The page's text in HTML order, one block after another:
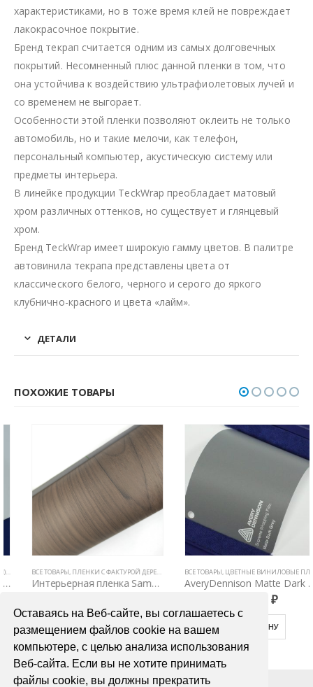
Оставаясь на Веб-сайте, вы соглашаетесь с
размещением файлов cookie на вашем
компьютере, с целью анализа использования
Веб-сайта. Если вы не хотите принимать
файлы cookie, вы должны прекратить
характеристиками, но в тоже время клей не повреждает
лакокрасочное покрытие.
Бренд текрап считается одним из самых долговечных
покрытий. Несомненный плюс данной пленки в том, что
она устойчива к воздействию ультрафиолетовых лучей и
со временем не выгорает.
Особенности этой пленки позволяют оклеить не только
автомобиль, но и такие мелочи, как телефон,
персональный компьютер, акустическую систему или
предметы интерьера.
В линейке продукции TeckWrap преобладает матовый
хром различных оттенков, но существует и глянцевый
хром.
Бренд TeckWrap имеет широкую гамму цветов. В палитре
автовинила текрапа представлены цвета от
классического белого, черного и серого до яркого
клубнично-красного и цвета «лайм».
ДЕТАЛИ
ПОХОЖИЕ ТОВАРЫ
ТОВАРЫ ЦВЕТНЫЕ ВИНИЛОВЫЕ ПЛЕНКИ
ВСЕ ТОВАРЫ,ПЛЕНКИ С ФАКТУРОЙ ДЕРЕВА И КОЖИ ЦВЕТНЫЕ ВИНИЛОВЫЕ ПЛЕНКИ
Интерьерная пленка Samsung SG 5507
В КОРЗИНУ
ВСЕ ТОВАРЫ,ЦВЕТНЫЕ ВИНИЛОВЫЕ ПЛЕНКИ
AveryDennison Matte Dark Grey
В КОРЗИНУ